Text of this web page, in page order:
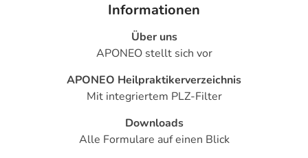
Informationen
Über uns
APONEO stellt sich vor
APONEO Heilpraktikerverzeichnis
Mit integriertem PLZ-Filter
Downloads
Alle Formulare auf einen Blick